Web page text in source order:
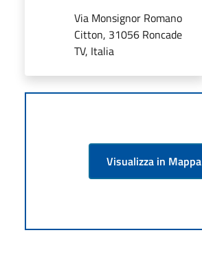
Via Monsignor Romano
Citton, 31056 Roncade
TV, Italia
Visualizza in Mappa